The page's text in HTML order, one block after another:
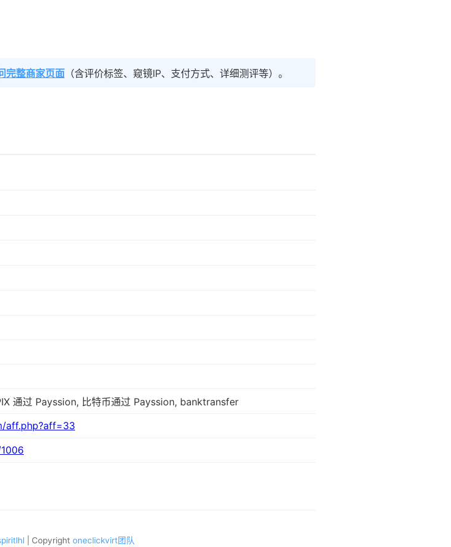
完整商家页面 （含评价标签、窥镜IP、支付方式、详细测评等）。
通过 Payssion, 比特币通过 Payssion, banktransfer
aff.php?aff=33
| Copyright oneclickvirt团队